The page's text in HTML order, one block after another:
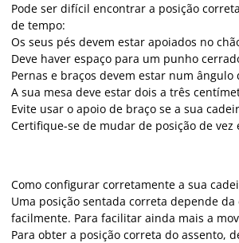
Pode ser difícil encontrar a posição
de tempo:
Os seus pés devem estar apoiados no
Deve haver espaço para um punho
Pernas e braços devem estar num ângulo
A sua mesa deve estar dois a três
Evite usar o apoio de braço se a sua
Certifique-se de mudar de posição de
Como configurar corretamente a sua
Uma posição sentada correta depende
facilmente. Para facilitar ainda mais a
Para obter a posição correta do assento,